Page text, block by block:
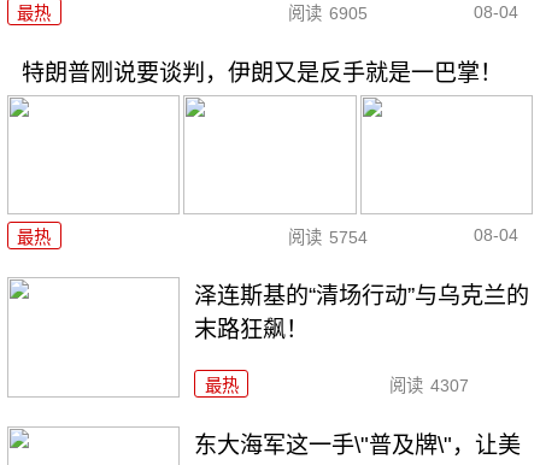
最热 阅读 6905 08-04
特朗普刚说要谈判，伊朗又是反手就是一巴掌！
最热 阅读 5754 08-04
泽连斯基的“清场行动”与乌克兰的
末路狂飙！
最热 阅读 4307
东大海军这一手\"普及牌\"，让美